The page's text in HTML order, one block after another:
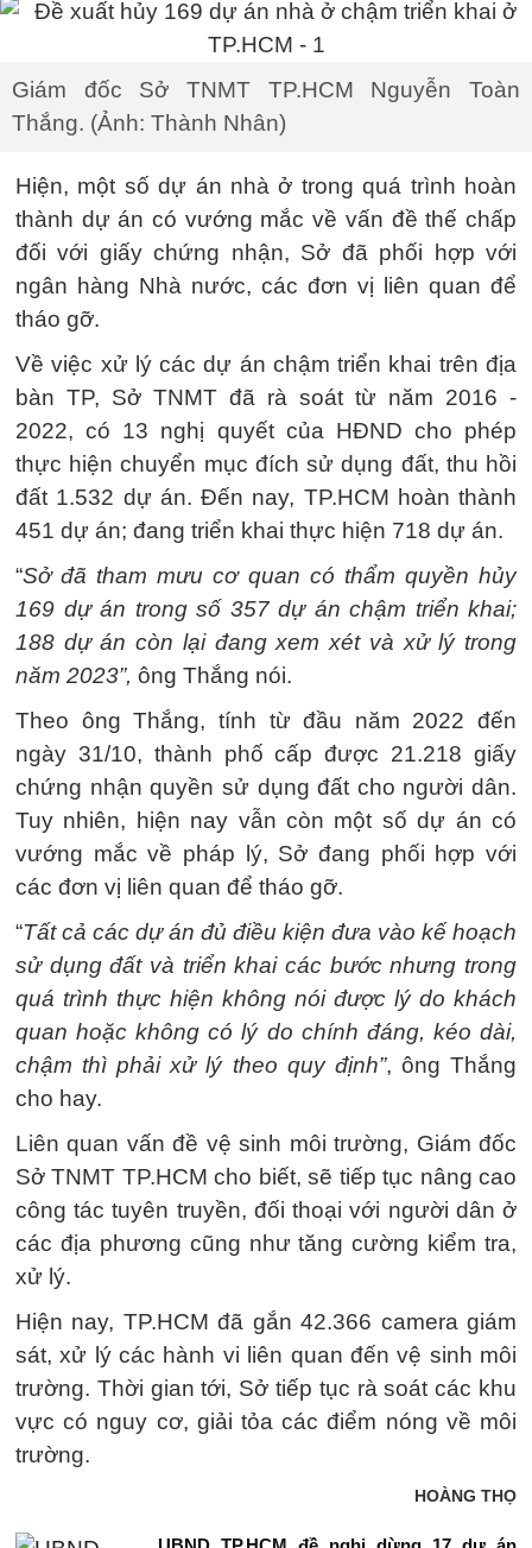
Giám đốc Sở TNMT TP.HCM Nguyễn Toàn
Thắng. (Ảnh: Thành Nhân)
Hiện, một số dự án nhà ở trong quá trình hoàn
thành dự án có vướng mắc về vấn đề thế chấp
đối với giấy chứng nhận, Sở đã phối hợp với
ngân hàng Nhà nước, các đơn vị liên quan để
tháo gỡ.
Về việc xử lý các dự án chậm triển khai trên địa
bàn TP, Sở TNMT đã rà soát từ năm 2016 -
2022, có 13 nghị quyết của HĐND cho phép
thực hiện chuyển mục đích sử dụng đất, thu hồi
đất 1.532 dự án. Đến nay, TP.HCM hoàn thành
451 dự án; đang triển khai thực hiện 718 dự án.
“Sở đã tham mưu cơ quan có thẩm quyền hủy
169 dự án trong số 357 dự án chậm triển khai;
188 dự án còn lại đang xem xét và xử lý trong
năm 2023”, ông Thắng nói.
Theo ông Thắng, tính từ đầu năm 2022 đến
ngày 31/10, thành phố cấp được 21.218 giấy
chứng nhận quyền sử dụng đất cho người dân.
Tuy nhiên, hiện nay vẫn còn một số dự án có
vướng mắc về pháp lý, Sở đang phối hợp với
các đơn vị liên quan để tháo gỡ.
“Tất cả các dự án đủ điều kiện đưa vào kế hoạch
sử dụng đất và triển khai các bước nhưng trong
quá trình thực hiện không nói được lý do khách
quan hoặc không có lý do chính đáng, kéo dài,
chậm thì phải xử lý theo quy định”, ông Thắng
cho hay.
Liên quan vấn đề vệ sinh môi trường, Giám đốc
Sở TNMT TP.HCM cho biết, sẽ tiếp tục nâng cao
công tác tuyên truyền, đối thoại với người dân ở
các địa phương cũng như tăng cường kiểm tra,
xử lý.
Hiện nay, TP.HCM đã gắn 42.366 camera giám
sát, xử lý các hành vi liên quan đến vệ sinh môi
trường. Thời gian tới, Sở tiếp tục rà soát các khu
vực có nguy cơ, giải tỏa các điểm nóng về môi
trường.
HOÀNG THỌ